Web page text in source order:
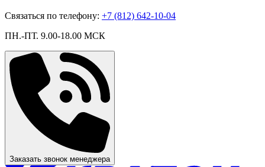
Связаться по телефону: +7 (812) 642-10-04
ПН.-ПТ. 9.00-18.00 МСК
Заказать звонок менеджера